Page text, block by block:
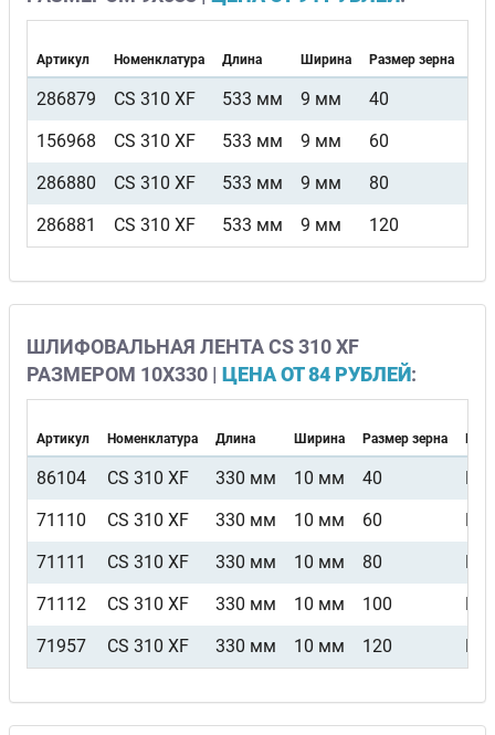
Артикул Номенклатура Длина Ширина Размер зерна
286879 CS 310 XF 533 мм 9 мм 40
156968
CS 310 XF 533 мм 9 мм 60
286880
CS 310 XF 533 мм 9 мм 80
286881
CS 310 XF 533 мм 9 мм 120
ШЛИФОВАЛЬНАЯ ЛЕНТА CS 310 XF
РАЗМЕРОМ 10Х330 | ЦЕНА ОТ 84 РУБЛЕЙ:
Артикул Номенклатура Длина Ширина Размер зерна
86104 CS 310 XF 330 мм 10 мм 40
71110
CS 310 XF 330 мм 10 мм 60
71111
CS 310 XF 330 мм 10 мм 80
71112
CS 310 XF 330 мм 10 мм 100
71957
CS 310 XF 330 мм 10 мм 120